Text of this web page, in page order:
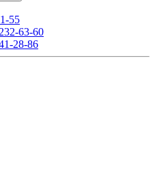
55
63-60
28-86